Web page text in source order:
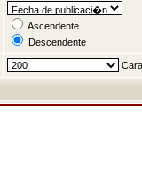
Ascendente
Descendente